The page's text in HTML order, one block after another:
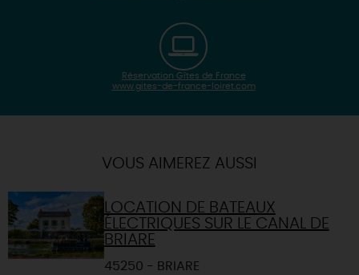
Réservation Gîtes de France
www.gites-de-france-loiret.com
VOUS AIMEREZ AUSSI
LOCATION DE BATEAUX
ÉLECTRIQUES SUR LE CANAL DE
BRIARE
45250 - BRIARE